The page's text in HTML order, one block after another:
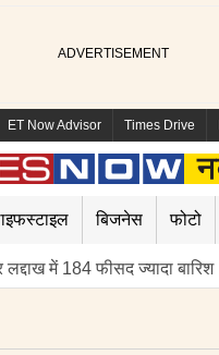
ET Now Advisor Times Drive
बिजनेस फोटो
में 184 फीसद ज्यादा बारिश